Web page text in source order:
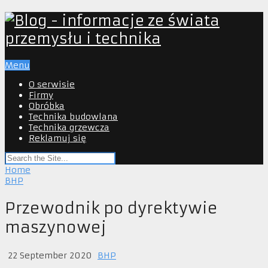
Menu
O serwisie
Firmy
Obróbka
Technika budowlana
Technika grzewcza
Reklamuj się
Home
BHP
Przewodnik po dyrektywie
maszynowej
22 September 2020
BHP